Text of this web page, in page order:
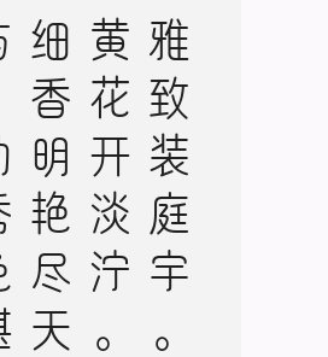
雅
致
装
庭
宇
。
黄
花
开
淡
泞
。
细
香
明
艳
尽
天
与
。
助
秀
色
堪
餐
，
向
晓
自
有
真
珠
露
。
刚
被
金
钱
妒
。
拟
买
断
秋
天
，
容
易
独
步